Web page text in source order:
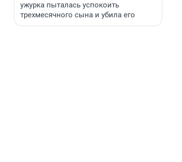
ужурка пыталась успокоить
трехмесячного сына и убила его